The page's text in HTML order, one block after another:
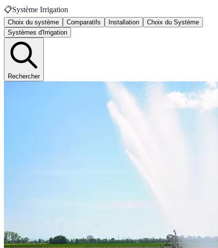
📋Système Irrigation
Choix du système Comparatifs Installation
Choix du Système
Systèmes d'Irrigation
Rechercher